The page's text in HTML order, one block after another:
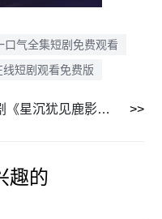
口气全集短剧免费观看
线短剧观看免费版
短剧《星沉犹见鹿影（105集）》全集短剧高清流畅播放
趣的